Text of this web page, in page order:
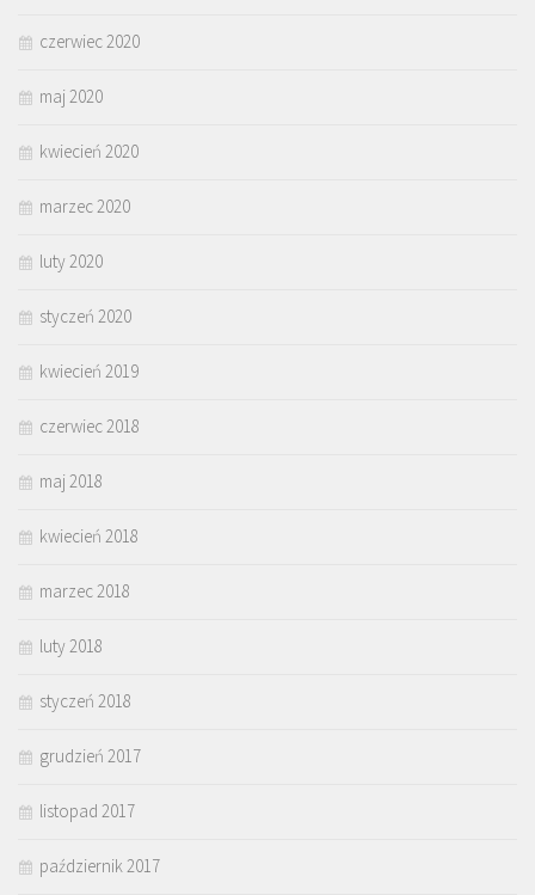
czerwiec 2020
maj 2020
kwiecień 2020
marzec 2020
luty 2020
styczeń 2020
kwiecień 2019
czerwiec 2018
maj 2018
kwiecień 2018
marzec 2018
luty 2018
styczeń 2018
grudzień 2017
listopad 2017
październik 2017